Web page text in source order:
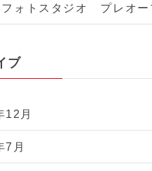
フォトスタジオ プレオー
ブ
12月
7月